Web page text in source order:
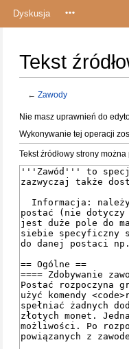
Tekst
← Zawody
Przejdź
do
nawigacji
Przejdź
do
wyszukiwania
Nie masz uprawnień do
Wykonywanie tej operacji
Tekst źródłowy strony
Dyskusja